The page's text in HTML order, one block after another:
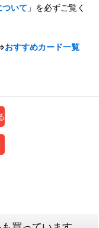
ついて 」を必ずご覧く
おすすめカード一覧